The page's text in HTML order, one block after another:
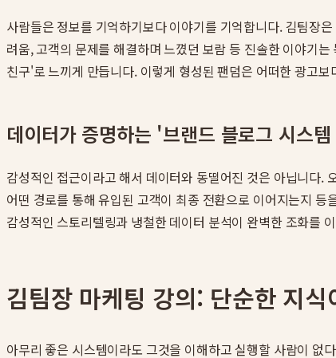
사람들은 정보를 기억하기보다 이야기를 기억합니다. 김팀장
려움, 고객의 문제를 해결하며 느꼈던 보람 등 진솔한 이야기
친구'로 느끼게 만듭니다. 이렇게 형성된 팬덤은 어떠한 광고
데이터가 증명하는 '브랜드 블로그 시스
감성적인 접근이라고 해서 데이터와 동떨어진 것은 아닙니다.
어떤 경로를 통해 유입된 고객이 최종 전환으로 이어지는지
감성적인 스토리텔링과 냉철한 데이터 분석이 완벽한 조화를
김팀장 마케팅 강의: 단순한 지
아무리 좋은 시스템이라도 그것을 이해하고 실행할 사람이 없